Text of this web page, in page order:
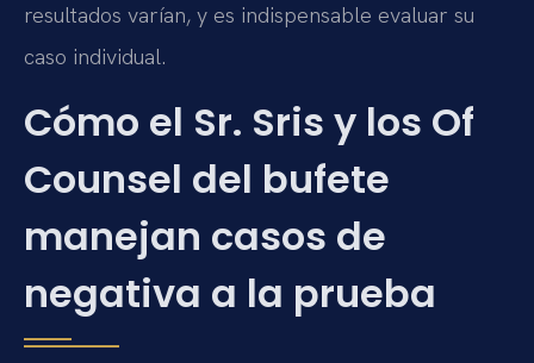
resultados varían, y es indispensable evaluar su
caso individual.
Cómo el Sr. Sris y los Of
Counsel del bufete
manejan casos de
negativa a la prueba